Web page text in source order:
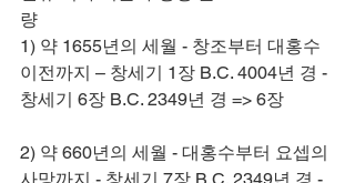
량
1) 약 1655년의 세월 - 창조부터 대홍수
이전까지 – 창세기 1장 B.C. 4004년 경 -
창세기 6장 B.C. 2349년 경 => 6장
2) 약 660년의 세월 - 대홍수부터 요셉의